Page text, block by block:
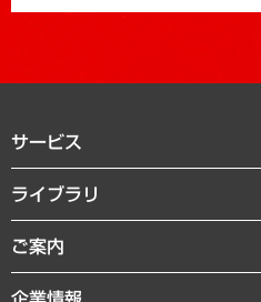
サービス
経営戦略
組織・人事戦略
デジタルイノベーション
ライブラリ
経済調査
レポート
ご案内
セミナー・イベント情報